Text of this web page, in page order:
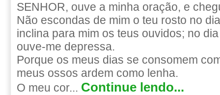
SENHOR, ouve a minha oração, e
Não escondas de mim o teu rosto no
inclina para mim os teus ouvidos; no
ouve-me depressa.
Porque os meus dias se consomem
meus ossos ardem como lenha.
O meu cor... Continue lendo...